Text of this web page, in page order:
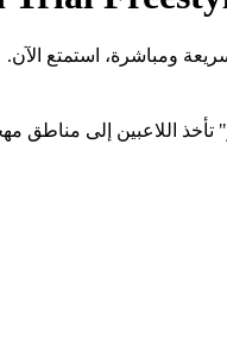
ومباشرة، استمتع الآن.
تأخذ اللاعبين إلى